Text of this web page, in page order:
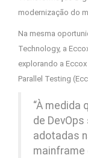
modernização do
Na mesma
Technology, a
explorando a
Parallel Testing
“À medida
de
adotadas